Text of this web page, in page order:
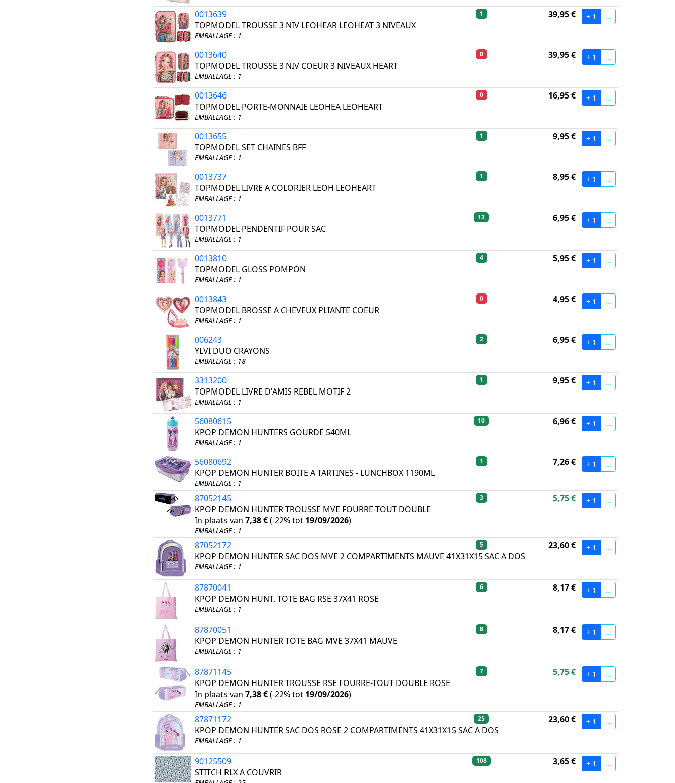
0013639
TOPMODEL TROUSSE 3 NIV LEOHEAR LEOHEAT 3 NIVEAUX
EMBALLAGE : 1
1 39,95 € + 1 ...
0013640
TOPMODEL TROUSSE 3 NIV COEUR 3 NIVEAUX HEART
EMBALLAGE : 1
0 39,95 € + 1 ...
0013646
TOPMODEL PORTE-MONNAIE LEOHEA LEOHEART
EMBALLAGE : 1
0 16,95 € + 1 ...
0013655
TOPMODEL SET CHAINES BFF
EMBALLAGE : 1
1 9,95 € + 1 ...
0013737
TOPMODEL LIVRE A COLORIER LEOH LEOHEART
EMBALLAGE : 1
1 8,95 € + 1 ...
0013771
TOPMODEL PENDENTIF POUR SAC
EMBALLAGE : 1
12 6,95 € + 1 ...
0013810
TOPMODEL GLOSS POMPON
EMBALLAGE : 1
4 5,95 € + 1 ...
0013843
TOPMODEL BROSSE A CHEVEUX PLIANTE COEUR
EMBALLAGE : 1
0 4,95 € + 1 ...
006243
YLVI DUO CRAYONS
EMBALLAGE : 18
2 6,95 € + 1 ...
3313200
TOPMODEL LIVRE D'AMIS REBEL MOTIF 2
EMBALLAGE : 1
1 9,95 € + 1 ...
56080615
KPOP DEMON HUNTERS GOURDE 540ML
EMBALLAGE : 1
10 6,96 € + 1 ...
56080692
KPOP DEMON HUNTER BOITE A TARTINES - LUNCHBOX 1190ML
EMBALLAGE : 1
1 7,26 € + 1 ...
87052145
KPOP DEMON HUNTER TROUSSE MVE FOURRE-TOUT DOUBLE
In plaats van7,38 €(-22%tot 19/09/2026)
EMBALLAGE : 1
3 5,75 € + 1 ...
87052172
KPOP DEMON HUNTER SAC DOS MVE 2 COMPARTIMENTS MAUVE 41X31X15 SAC A DOS
EMBALLAGE : 1
5 23,60 € + 1 ...
87870041
KPOP DEMON HUNT. TOTE BAG RSE 37X41 ROSE
EMBALLAGE : 1
6 8,17 € + 1 ...
87870051
KPOP DEMON HUNTER TOTE BAG MVE 37X41 MAUVE
EMBALLAGE : 1
8 8,17 € + 1 ...
87871145
KPOP DEMON HUNTER TROUSSE RSE FOURRE-TOUT DOUBLE ROSE
In plaats van7,38 €(-22%tot 19/09/2026)
EMBALLAGE : 1
7 5,75 € + 1 ...
87871172
KPOP DEMON HUNTER SAC DOS ROSE 2 COMPARTIMENTS 41X31X15 SAC A DOS
EMBALLAGE : 1
25 23,60 € + 1 ...
90125509
STITCH RLX A COUVRIR
108 3,65 € + 1 ...